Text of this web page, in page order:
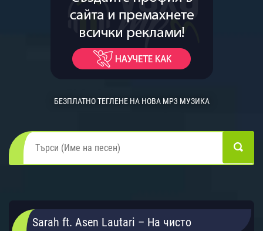
БЕЗПЛАТНО ТЕГЛЕНЕ НА НОВА MP3 МУЗИКА
Sarah ft. Asen Lautari – На чисто